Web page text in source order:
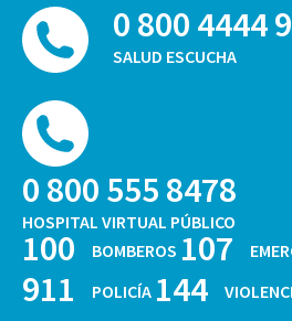
0 800 4444
SALUD ESCUCHA
0 800 555 8478
HOSPITAL VIRTUAL PÚBLICO
100 BOMBEROS 107
911 POLICÍA 144